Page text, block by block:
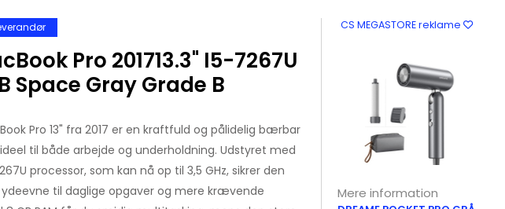
Pro 201713.3" I5-7267U
Space Gray Grade B
Pro 13" fra 2017 er en kraftfuld og pålidelig bærbar
til både arbejde og underholdning. Udstyret med
processor, som kan nå op til 3,5 GHz, sikrer den
til daglige opgaver og mere krævende
CS MEGASTORE reklame
Mere information